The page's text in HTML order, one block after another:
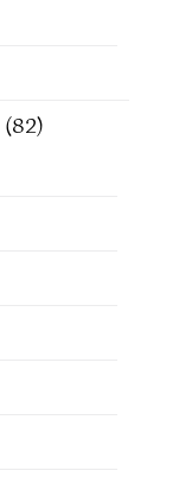
(82)